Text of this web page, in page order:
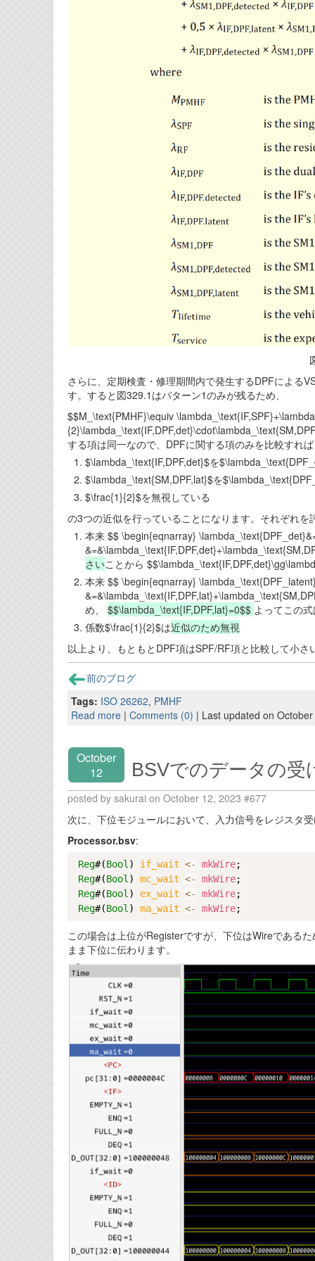
さらに、定期検査・修理期間内で発生するDPFによる
す。すると図329.1はパターン1のみが残るため、
$$M_\text{PMHF}\equiv
する項は同一なので、DPFに関する項のみを比較すれ
$\lambda_\text{IF,DPF,det}$を
$\lambda_\text{SM,DPF,lat}$を
$\frac{1}{2}$を無視している
の3つの近似を行っていることになります。それぞれを
本来 $$ \begin{eqnarray}
さいことから
本来 $$ \begin{eqnarray}
め、 $$\lambda_\text{IF,DPF,lat}=0$$ よってこの
係数$\frac{1}{2}$は近似のため無視
以上より、もともとDPF項はSPF/RF項と比較して小
前のブログ
Tags: ISO 26262, PMHF
Read more | Comments (0) | Last updated on
October
12
BSVでのデータの受
posted by sakurai on October 12, 2023 #677
次に、下位モジュールにおいて、入力信号をレジスタ
Processor.bsv:
Reg#(Bool) if_wait <- mkWire;
Reg#(Bool) mc_wait <- mkWire;
Reg#(Bool) ex_wait <- mkWire;
Reg#(Bool) ma_wait <- mkWire
この場合は上位がRegisterですが、下位はWireである
まま下位に伝わります。